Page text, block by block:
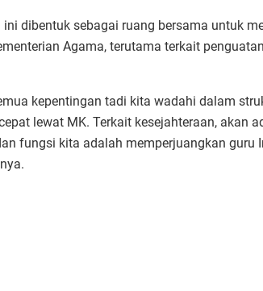
dibentuk sebagai ruang bersama untuk
Agama, terutama terkait
kepentingan tadi kita wadahi dalam
lewat MK. Terkait kesejahteraan, akan
fungsi kita adalah memperjuangkan guru